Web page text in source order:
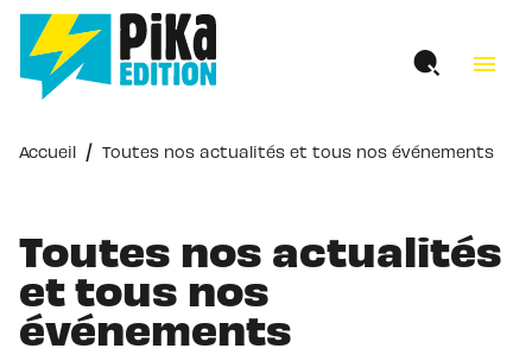
MENU RECHERCHE
PIED DE PAGE
menu
Accueil / Toutes nos actualités et tous nos événements
Toutes nos actualités
et tous nos
événements